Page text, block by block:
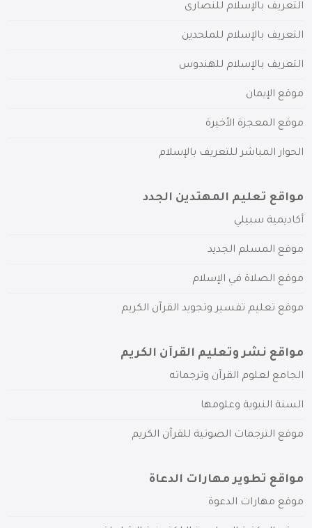
التعريف بالإسلام للنصارى
التعريف بالإسلام للملحدين
التعريف بالإسلام للهندوس
موقع الإيمان
موقع المعجزة الأخيرة
الحوار المباشر للتعريف بالإسلام
مواقع تعليم المهتدين الجدد
أكاديمية سبيلي
موقع المسلم الجديد
موقع الصلاة في الإسلام
موقع تعليم تفسير وتجويد القرآن الكريم
مواقع نشر وتعليم القرآن الكريم
الجامع لعلوم القرآن وترجماته
السنة النبوية وعلومها
موقع الترجمات الصوتية للقرآن الكريم
مواقع تطوير مهارات الدعاة
موقع مهارات الدعوة